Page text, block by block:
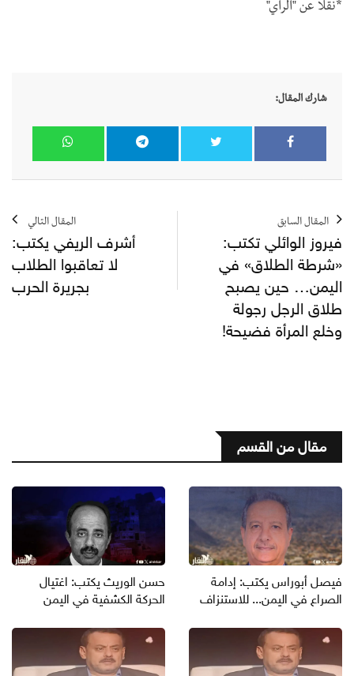
*نقلا عن "الراي"
شارك المقال:
المقال السابق
فيروز الوائلي تكتب:
«شرطة الطلاق» في
اليمن… حين يصبح
طلاق الرجل رجولة
وخلع المرأة فضيحة!
المقال التالي
أشرف الريفي يكتب:
لا تعاقبوا الطلاب
بجريرة الحرب
مقال من القسم
فيصل أبوراس يكتب: إدامة
الصراع في اليمن... للاستنزاف
حسن الوريث يكتب: اغتيال
الحركة الكشفية في اليمن